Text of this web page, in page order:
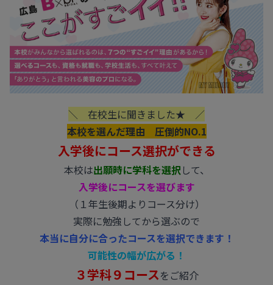
＼ 在校生に聞きました★ ／
本校を選んだ理由 圧倒的NO.1
入学後にコース選択ができる
本校は出願時に学科を選択 して、
入学後にコースを選びます
（１年生後期よりコース分け）
実際に勉強してから選ぶので
本当に自分に合ったコースを選択できます！
可能性の幅が広がる！
３学科９コースをご紹介